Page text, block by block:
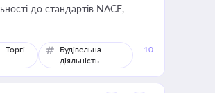
до стандартів NACE,
Торгівля
Будівельна
діяльність
+10